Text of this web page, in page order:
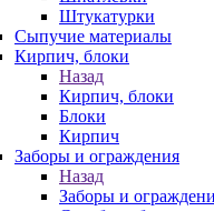
Штукатурки
Сыпучие материалы
Кирпич, блоки
Назад
Кирпич, блоки
Блоки
Кирпич
Заборы и ограждения
Назад
Заборы и